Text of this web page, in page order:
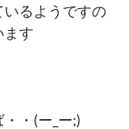
いるようですの
ます
・(ー_ー;)